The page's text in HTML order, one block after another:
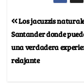
Los jacuzzis
Santander donde
una verdadera
relajante